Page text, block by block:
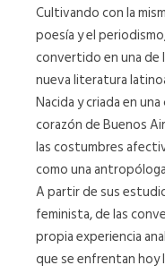
Cultivando con la
poesía y el
convertido en una de
nueva literatura
Nacida y criada en
corazón de Buenos
las costumbres
como una
A partir de sus
feminista, de las
propia experiencia
que se enfrentan hoy